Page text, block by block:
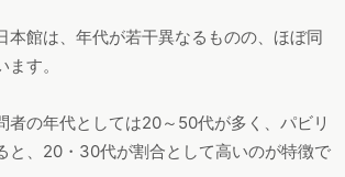
本館は、年代が若干異なるものの、ほぼ同
す。
者の年代としては20～50代が多く、パビリ
と、20・30代が割合として高いのが特徴で